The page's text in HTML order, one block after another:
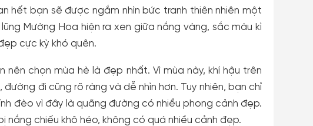
hết bạn sẽ được ngắm nhìn bức tranh thiên nhiên một
Mường Hoa hiện ra xen giữa nắng vàng, sắc màu kì
cực kỳ khó quên.
chọn mùa hè là đẹp nhất. Vì mùa này, khí hậu trên
đi cũng rõ ràng và dễ nhìn hơn. Tuy nhiên, bạn chỉ
đèo vì đây là quãng đường có nhiều phong cảnh đẹp.
nắng chiếu khô héo, không có quá nhiều cảnh đẹp.